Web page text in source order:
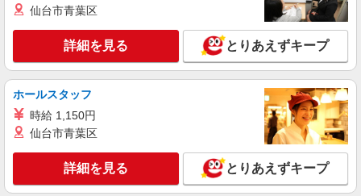
なか卯 東新町店
接客・調理スタッフ（簡単な接客・調理・清
掃・など）
時給1500円
愛知県名古屋市中区新栄1丁目1番2号 名北東
キープ 詳細を見る
パート
ちいかわ焼き
仙台市青葉区
詳細を見る とりあえずキープ
ホールスタッフ
時給 1,150円
仙台市青葉区
詳細を見る とりあえずキープ